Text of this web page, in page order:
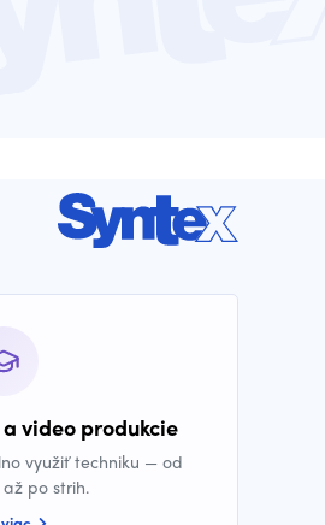
video produkcie
využiť techniku — od
po strih.